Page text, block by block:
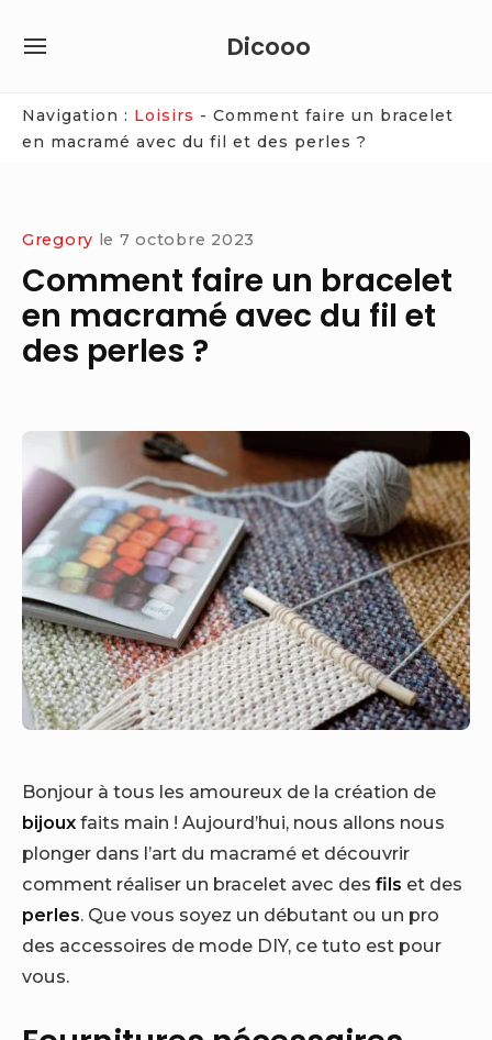
Dicooo
SITE
Navigation : Loisirs - Comment faire un bracelet
en macramé avec du fil et des perles ?
Gregory le 7 octobre 2023
Comment faire un bracelet
en macramé avec du fil et
des perles ?
Bonjour à tous les amoureux de la création de
bijoux faits main ! Aujourd’hui, nous allons nous
plonger dans l’art du macramé et découvrir
comment réaliser un bracelet avec des fils et des
perles. Que vous soyez un débutant ou un pro
des accessoires de mode DIY, ce tuto est pour
vous.